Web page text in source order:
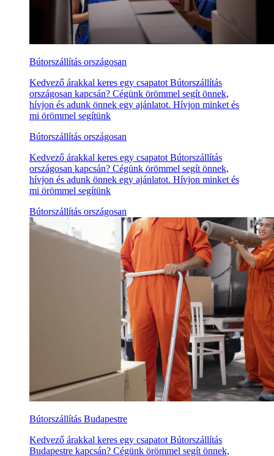
Bútorszállítás országosan
Kedvező árakkal keres egy csapatot Bútorszállítás
országosan kapcsán? Cégünk örömmel segít önnek,
hívjon és adunk önnek egy ajánlatot. Hívjon minket és
mi örömmel segítünk
Bútorszállítás országosan
Kedvező árakkal keres egy csapatot Bútorszállítás
országosan kapcsán? Cégünk örömmel segít önnek,
hívjon és adunk önnek egy ajánlatot. Hívjon minket és
mi örömmel segítünk
Bútorszállítás országosan
Bútorszállítás Budapestre
Kedvező árakkal keres egy csapatot Bútorszállítás
Budapestre kapcsán? Cégünk örömmel segít önnek,